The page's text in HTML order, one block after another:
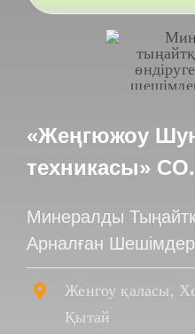
«Жеңгюжоу
техникасы»
Минералды
Арналған Шешімдер
Женгоу қаласы,
Қытай